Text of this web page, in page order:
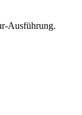
Ausführung.